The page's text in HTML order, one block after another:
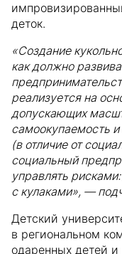
деток.
«Создание
как должно
реализуется на
допускающих
самоокупаемость
(в отличие от
социальный
управлять
с кулаками», —
Детский
в региональном
одаренных детей